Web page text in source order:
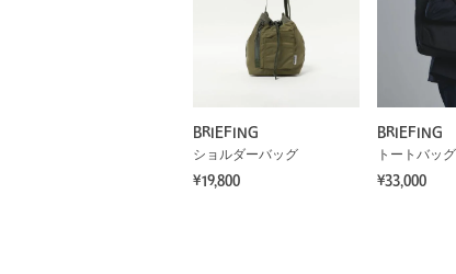
BRIEFING
ショルダーバッグ
¥19,800
BRIEFING
トートバッグ
¥33,000